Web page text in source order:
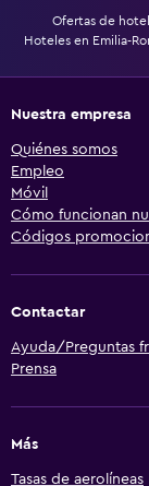
Ofertas de hotel
Hoteles en Emilia-
Nuestra empresa
Quiénes somos
Empleo
Móvil
Cómo funcionan
Códigos
Contactar
Ayuda/Preguntas
Prensa
Más
Tasas de aerolíneas